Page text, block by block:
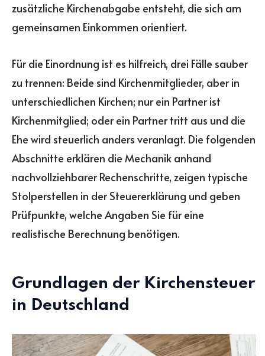
zusätzliche Kirchenabgabe entsteht, die sich am
gemeinsamen Einkommen orientiert.
Für die Einordnung ist es hilfreich, drei Fälle sauber
zu trennen: Beide sind Kirchenmitglieder, aber in
unterschiedlichen Kirchen; nur ein Partner ist
Kirchenmitglied; oder ein Partner tritt aus und die
Ehe wird steuerlich anders veranlagt. Die folgenden
Abschnitte erklären die Mechanik anhand
nachvollziehbarer Rechenschritte, zeigen typische
Stolperstellen in der Steuererklärung und geben
Prüfpunkte, welche Angaben Sie für eine
realistische Berechnung benötigen.
Grundlagen der Kirchensteuer
in Deutschland